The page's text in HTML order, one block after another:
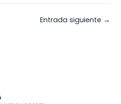
Entrada siguiente →